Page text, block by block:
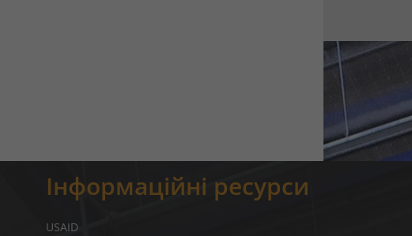
Інформаційні ресурси
USAID